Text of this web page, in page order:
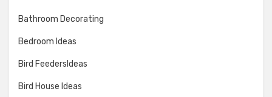
Bathroom Decorating
Bedroom Ideas
Bird FeedersIdeas
Bird House Ideas